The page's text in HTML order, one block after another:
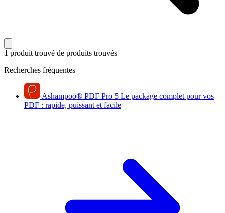
1 produit trouvé de produits trouvés
Recherches fréquentes
Ashampoo® PDF Pro 5 Le package complet pour vos
PDF : rapide, puissant et facile